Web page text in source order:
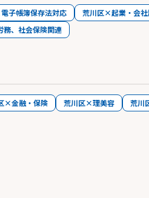
子帳簿保存法対応
荒川区×起業・会
、社会保険関連
×金融・保険 荒川区×理美容
荒川